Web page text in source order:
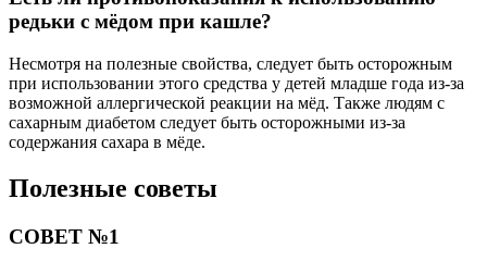
редьки с мёдом при кашле?
Несмотря на полезные свойства, следует быть осторожным
при использовании этого средства у детей младше года из-за
возможной аллергической реакции на мёд. Также людям с
сахарным диабетом следует быть осторожными из-за
содержания сахара в мёде.
Полезные советы
СОВЕТ №1